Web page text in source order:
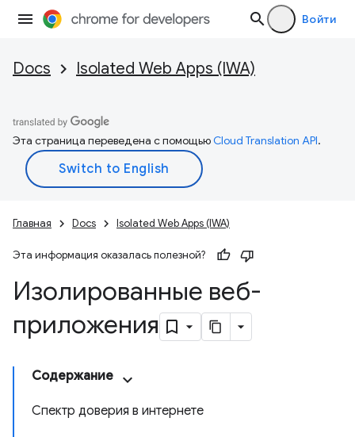
Войти
Docs Isolated Web Apps (IWA)
Эта страница переведена с помощьюCloud Translation API.
Главная Docs Isolated Web Apps (IWA)
Эта информация оказалась полезной?
Изолированные веб-
приложения
Содержание
Спектр доверия в интернете